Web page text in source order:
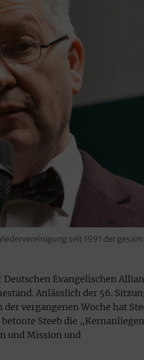
seit 1991 der
Deutschen Evangelischen
Anlässlich der 56.
vergangenen Woche hat
Steeb die „Kernanliegen
und Mission und